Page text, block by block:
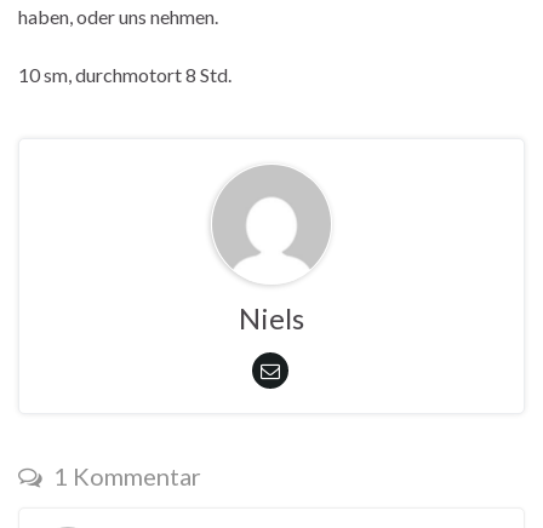
haben, oder uns nehmen.
10 sm, durchmotort 8 Std.
Niels
1 Kommentar